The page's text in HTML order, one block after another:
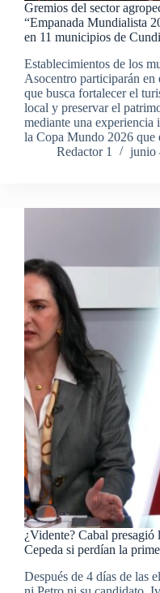
Gremios del sector
“Empanada Mundialista
en 11 municipios de
Establecimientos de los
Asocentro participarán en
que busca fortalecer el
local y preservar el
mediante una experiencia
la Copa Mundo 2026
Redactor 1
junio
¿Vidente? Cabal presagió
Cepeda si perdían la
Después de 4 días de las